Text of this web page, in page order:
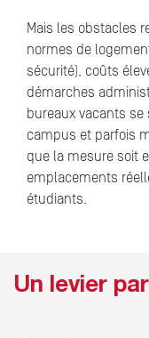
Mais les obstacles
normes de
sécurité), coûts
démarches
bureaux vacants
campus et parfois
que la mesure soit
emplacements
étudiants.
Un levier